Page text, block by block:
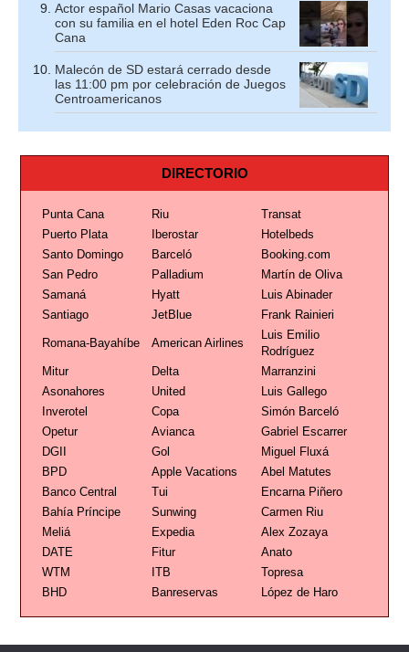
Actor español Mario Casas vacaciona
con su familia en el hotel Eden Roc Cap
Cana
Malecón de SD estará cerrado desde
las 11:00 pm por celebración de Juegos
Centroamericanos
DIRECTORIO
Punta Cana Riu
Transat
Puerto Plata
Iberostar
Hotelbeds
Santo Domingo
Barceló
Booking.com
San Pedro
Palladium
Martín de Oliva
Samaná
Hyatt
Luis Abinader
Santiago
JetBlue Frank Rainieri
Romana-Bayahíbe American Airlines
Luis Emilio
Rodríguez
Mitur
Delta
Marranzini
Asonahores
United
Luis Gallego
Inverotel
Copa
Simón Barceló
Opetur
Avianca
Gabriel Escarrer
DGII
Gol
Miguel Fluxá
BPD
Apple Vacations
Abel Matutes
Banco Central
Tui
Encarna Piñero
Bahía Príncipe
Sunwing
Carmen Riu
Meliá
Expedia
Alex Zozaya
DATE
Fitur
Anato
WTM
ITB
Topresa
BHD
Banreservas López de Haro